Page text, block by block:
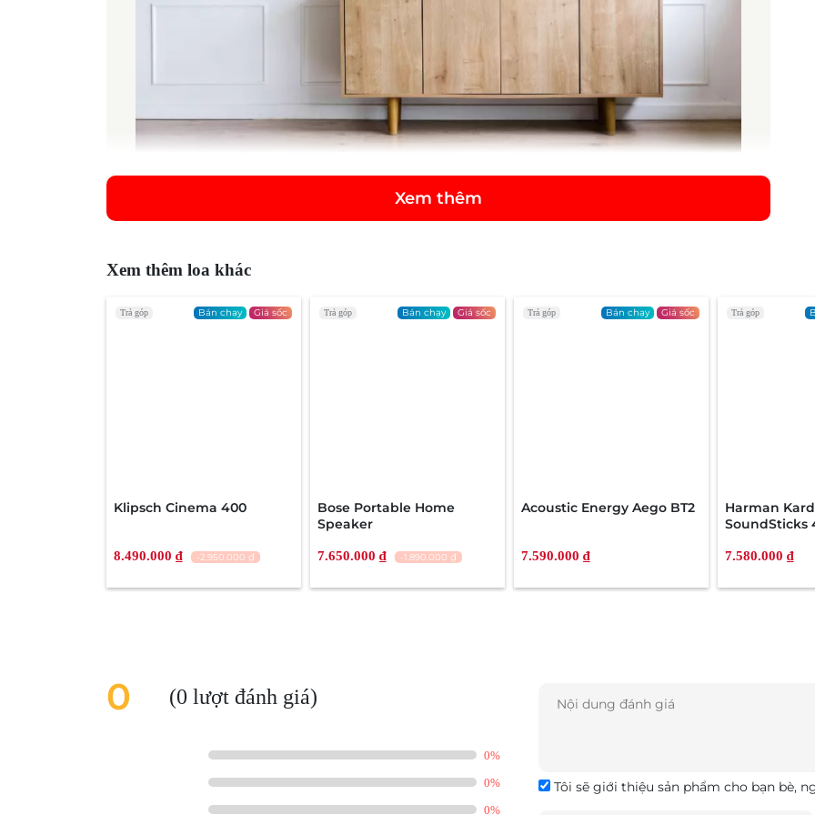
chuyên dụng. Harman/Kardon là chi nhánh của tập đoàn Harman có trụ sở đặt tại Mỹ, sản
Loa vi tính của Harman Kardon bắt đầu được nhiều người biết đến với sản phẩm iSub 2000
Xem thêm
Xem thêm loa khác
Bán chạy Giá sốc
Trả góp
Klipsch Cinema 400
8.490.000 ₫ -2.950.000 ₫
Bán chạy Giá sốc
Trả góp
Bose Portable Home
Speaker
7.650.000 ₫ -1.890.000 ₫
Bán chạy Giá sốc
Trả góp
Acoustic Energy Aego BT2
7.590.000 ₫
Trả góp
Harman
SoundSticks
7.580.000 ₫
0 (0 lượt đánh giá)
0%
0%
0%
Tôi sẽ giới thiệu sản phẩm cho bạn bè,